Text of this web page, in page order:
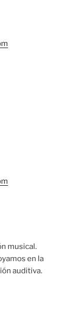
musical.
en la
auditiva.